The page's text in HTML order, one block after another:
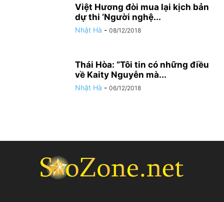
Việt Hương đòi mua lại kịch bản
dự thi ‘Người nghệ...
Nhật Hà - 08/12/2018
Thái Hòa: “Tôi tin có những điều
về Kaity Nguyễn mà...
Nhật Hà - 06/12/2018